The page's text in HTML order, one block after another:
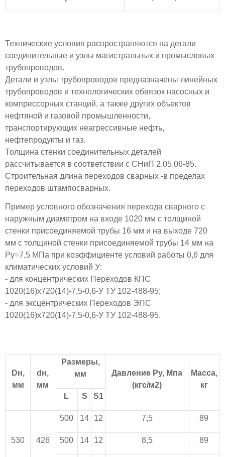
Технические условия распространяются на детали
соединительные и узлы магистральных и промысловых
трубопроводов.
Детали и узлы трубопроводов предназначены линейных
трубопроводов и технологических обвязок насосных и
компрессорных станций, а также других объектов
нефтяной и газовой промышленности,
транспортирующих неагрессивные нефть,
нефтепродукты и газ.
Толщина стенки соединительных деталей
рассчитывается в соответствии с СНиП 2.05.06-85.
Строительная длина переходов сварных -в пределах
переходов штампосварных.
Пример условного обозначения перехода сварного с
наружным диаметром на входе 1020 мм с толщиной
стенки присоединяемой трубы 16 мм и на выходе 720
мм с толщиной стенки присоединяемой трубы 14 мм на
Ру=7,5 МПа при коэффициенте условий работы 0,6 для
климатических условий У:
- для концентрических Переходов КПС
1020(16)х720(14)-7,5-0,6-У ТУ 102-488-95;
- для эксцентрических Переходов ЭПС
1020(16)х720(14)-7,5-0,6-У ТУ 102-488-95.
Dн,
мм
dн,
мм
Размеры,
мм
Давление Pу, Мпа
(кгс/м2)
Масса,
кг
L
S S1
530 426
500 14 12 7,5 89
500 14 12 8,5 89